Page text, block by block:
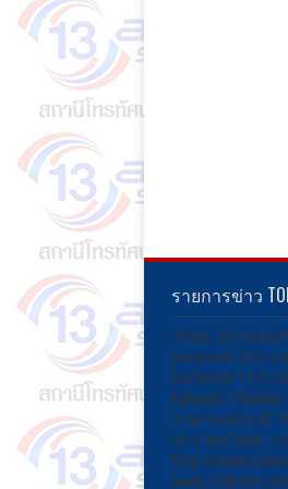
รายการข่าว
รับชม -ผ่านกล่อ
หมายเลข 212 ก
หมายเลข 113 ก
Ideasat/
Z หมายเลข141
ข่าว YouTube :
http://